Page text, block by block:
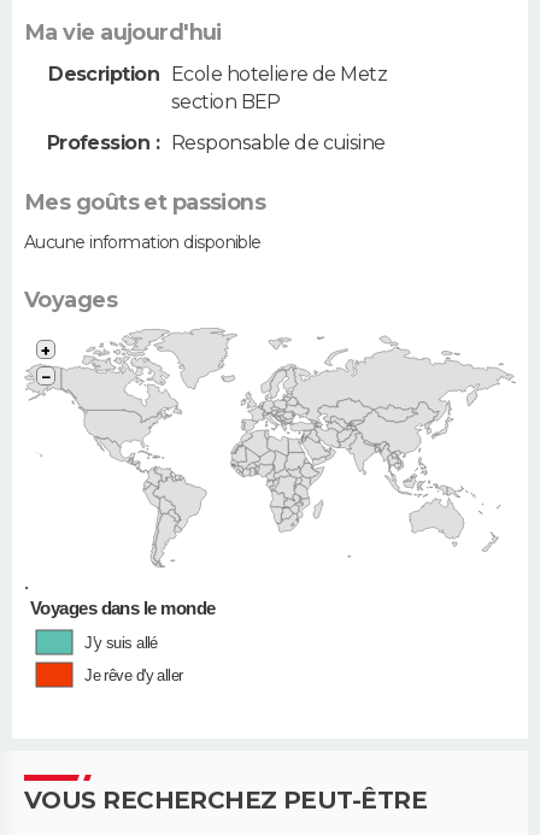
Ma vie aujourd'hui
Description Ecole hoteliere de Metz
section BEP
Profession :
Responsable de cuisine
Mes goûts et passions
Aucune information disponible
Voyages
•
+
−
Voyages dans le monde
J'y suis allé
Je rêve d'y aller
VOUS RECHERCHEZ PEUT-ÊTRE